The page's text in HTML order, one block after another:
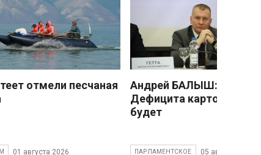
отмели песчаная
01 августа 2026
Андрей БАЛЫШ:
Дефицита картофеля не
будет
ПАРЛАМЕНТСКОЕ 05 августа 2026